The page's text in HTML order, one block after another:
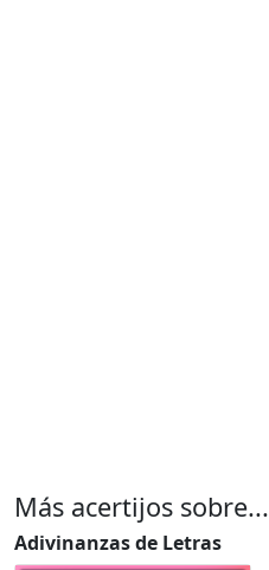
Más acertijos sobre...
Adivinanzas de Letras